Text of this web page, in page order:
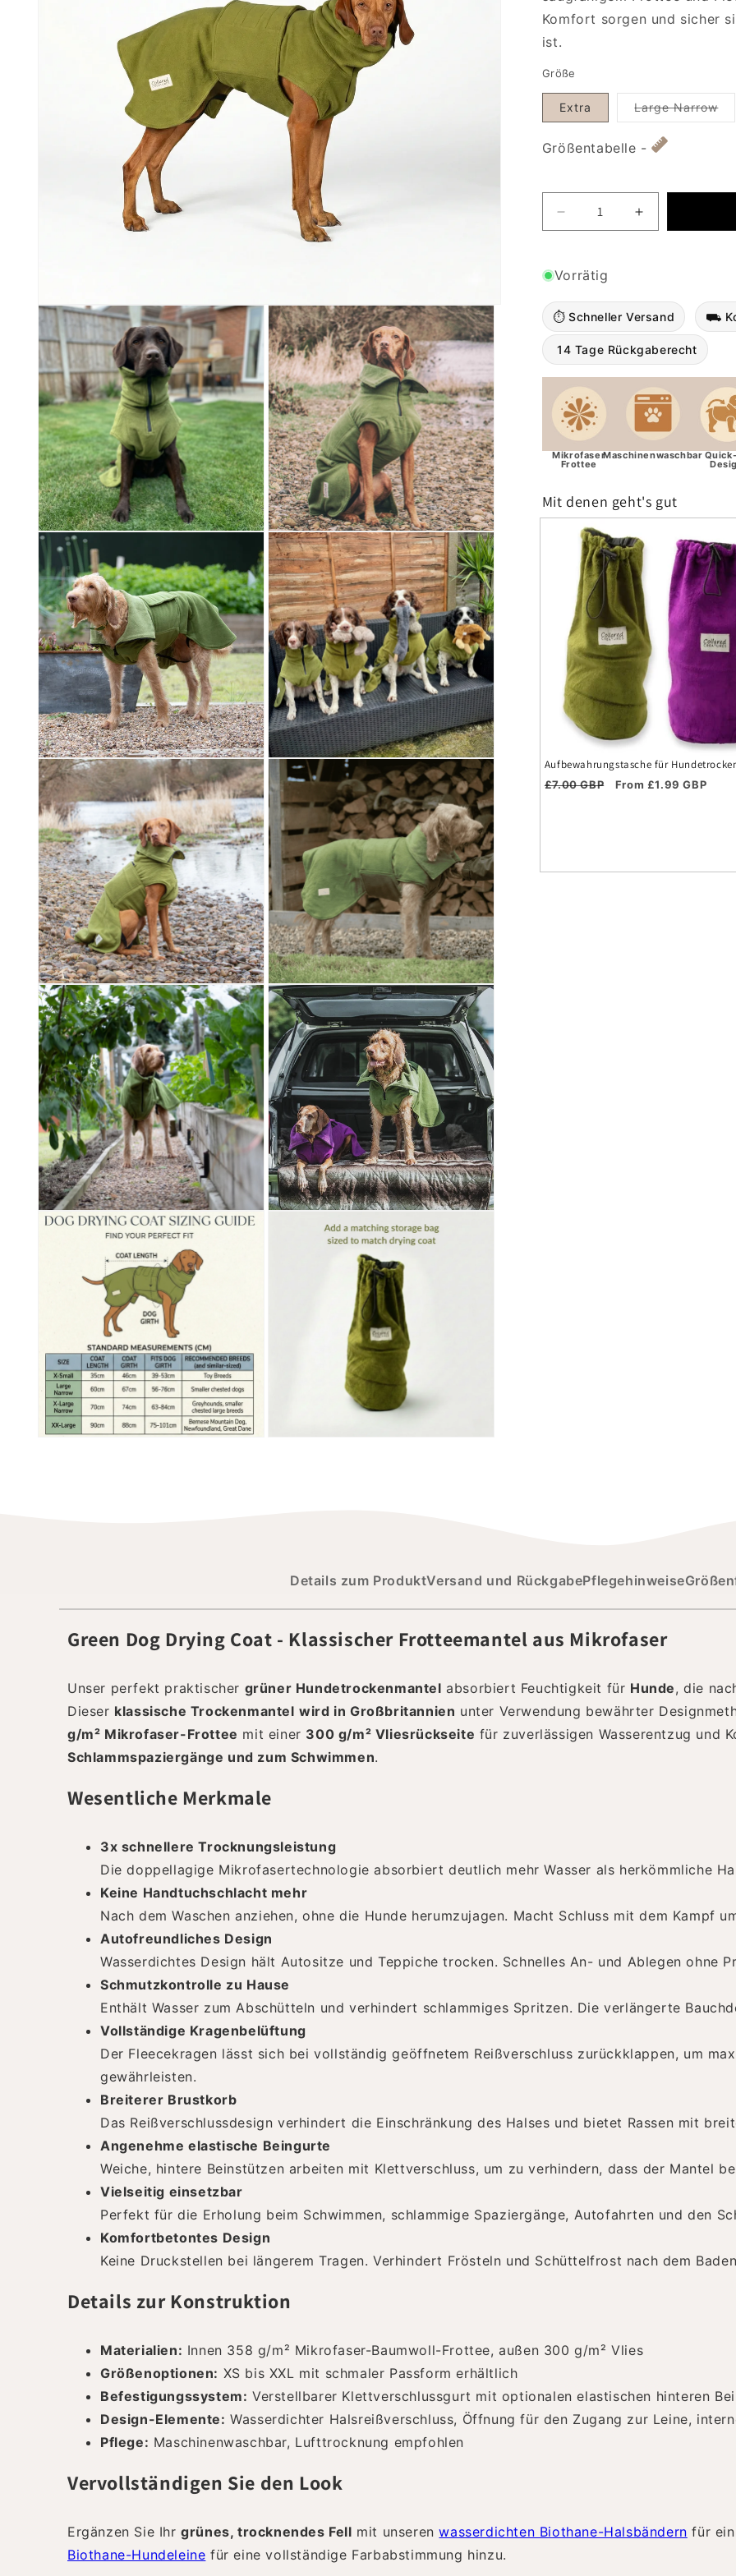
Komfort sorgen und sicher
ist.
Größe
Extra Large Narrow
Größentabelle -
Decrease quantity for
Increase
Vorrätig
⏱ Schneller Versand ⛟
︎ 14 Tage Rückgaberecht
Mikrofaser
Frottee
Maschinenwaschbar
Mit denen geht's gut
Aufbewahrungstasche für
Regular price
£7.00 GBP Sale price
From £1.99 GBP
Details zum ProduktVersand und RückgabePflegehinweise
Green Dog Drying Coat - Klassischer Frotteemantel aus Mikrofaser
Unser perfekt praktischer grüner Hundetrockenmantel absorbiert Feuchtigkeit für Hunde, die
Dieser klassische Trockenmantel wird in Großbritannien unter Verwendung bewährter
g/m² Mikrofaser-Frottee mit einer 300 g/m² Vliesrückseite für zuverlässigen Wasserentzug und
Schlammspaziergänge und zum Schwimmen.
Wesentliche Merkmale
3x schnellere Trocknungsleistung
Die doppellagige Mikrofasertechnologie absorbiert deutlich mehr Wasser als herkömmliche
Keine Handtuchschlacht mehr
Nach dem Waschen anziehen, ohne die Hunde herumzujagen. Macht Schluss mit dem Kampf
Autofreundliches Design
Wasserdichtes Design hält Autositze und Teppiche trocken. Schnelles An- und Ablegen ohne
Schmutzkontrolle zu Hause
Enthält Wasser zum Abschütteln und verhindert schlammiges Spritzen. Die verlängerte
Vollständige Kragenbelüftung
Der Fleecekragen lässt sich bei vollständig geöffnetem Reißverschluss zurückklappen, um
gewährleisten.
Breiterer Brustkorb
Das Reißverschlussdesign verhindert die Einschränkung des Halses und bietet Rassen mit
Angenehme elastische Beingurte
Weiche, hintere Beinstützen arbeiten mit Klettverschluss, um zu verhindern, dass der Mantel
Vielseitig einsetzbar
Perfekt für die Erholung beim Schwimmen, schlammige Spaziergänge, Autofahrten und den
Komfortbetontes Design
Keine Druckstellen bei längerem Tragen. Verhindert Frösteln und Schüttelfrost nach dem
Details zur Konstruktion
Materialien: Innen 358 g/m² Mikrofaser-Baumwoll-Frottee, außen 300 g/m² Vlies
Größenoptionen: XS bis XXL mit schmaler Passform erhältlich
Befestigungssystem: Verstellbarer Klettverschlussgurt mit optionalen elastischen hinteren
Design-Elemente: Wasserdichter Halsreißverschluss, Öffnung für den Zugang zur Leine,
Pflege: Maschinenwaschbar, Lufttrocknung empfohlen
Vervollständigen Sie den Look
Ergänzen Sie Ihrgrünes, trocknendes Fell mit unserenwasserdichten Biothane-Halsbändern für
Biothane-Hundeleine für eine vollständige Farbabstimmung hinzu.